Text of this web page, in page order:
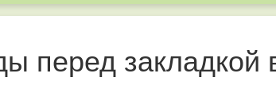
перед закладкой